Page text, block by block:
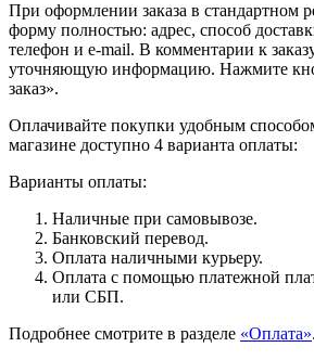
При оформлении заказа в стандартном
форму полностью: адрес, способ
телефон и e-mail. В комментарии к
уточняющую информацию. Нажмите
заказ».
Оплачивайте покупки удобным
магазине доступно 4 варианта оплаты:
Варианты оплаты:
Наличные при самовывозе.
Банковский перевод.
Оплата наличными курьеру.
Оплата с помощью платежной
или СБП.
Подробнее смотрите в разделе «Оплата».